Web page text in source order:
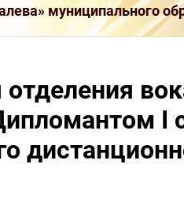
муниципального
I